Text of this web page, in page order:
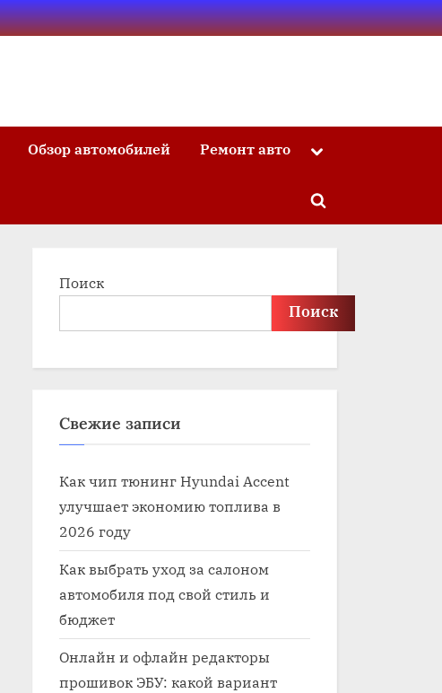
Обзор автомобилей Ремонт авто Toggle
Toggle
Поиск
Поиск
Свежие записи
Как чип тюнинг Hyundai Accent
улучшает экономию топлива в
2026 году
Как выбрать уход за салоном
автомобиля под свой стиль и
бюджет
Онлайн и офлайн редакторы
прошивок ЭБУ: какой вариант